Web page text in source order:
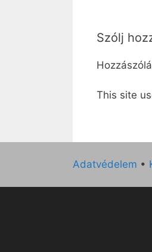
Szólj
This site
Adatvédelem •